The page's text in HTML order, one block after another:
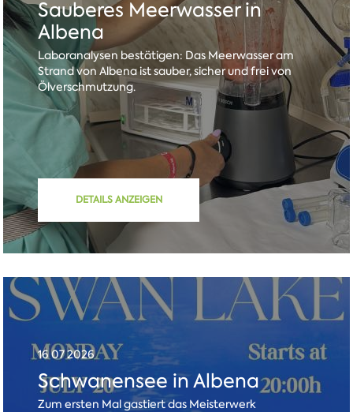
Sauberes Meerwasser in
Albena
Laboranalysen bestätigen: Das Meerwasser am
Strand von Albena ist sauber, sicher und frei von
Ölverschmutzung.
DETAILS ANZEIGEN
16 07 2026
Schwanensee in Albena
Zum ersten Mal gastiert das Meisterwerk